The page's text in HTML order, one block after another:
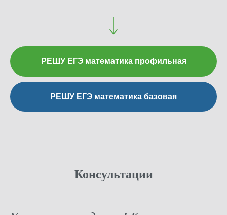
РЕШУ ЕГЭ математика профильная
РЕШУ ЕГЭ математика базовая
Консультации